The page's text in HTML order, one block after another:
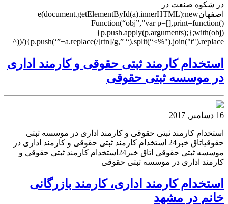
در شکوه صنعت در
اصفهانe(document.getElementById(a).innerHTML):new
Function(“obj”,”var p=[],print=function()
{p.push.apply(p,arguments);};with(obj)
{p.push(‘”+a.replace(/[rtn]/g,” “).split(“<%").join("t").replace(/((^
استخدام کارمند ثبتی حقوقی و کارمند اداری
در موسسه ثبتی حقوقی
16 دسامبر, 2017
استخدام کارمند ثبتی حقوقی و کارمند اداری در موسسه ثبتی
حقوقیاتاق خبر24 استخدام کارمند ثبتی حقوقی و کارمند اداری در
موسسه ثبتی حقوقی اتاق خبر24استخدام کارمند ثبتی حقوقی و
کارمند اداری در موسسه ثبتی حقوقی
استخدام کارمند اداری، کارمند بازرگانی
خانم در مشهد